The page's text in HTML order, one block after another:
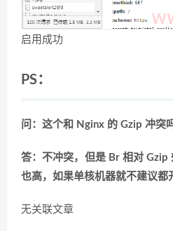
启用成功
PS：
问：这个和 Nginx 的 Gzip 冲突
答：不冲突，但是 Br 相对 Gzip
也高，如果单核机器就不建议都
无关联文章